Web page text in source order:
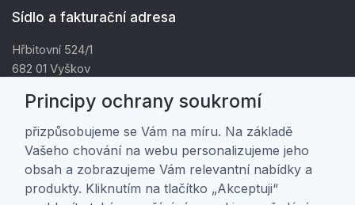
Sídlo a fakturační adresa
Hřbitovní 524/1
682 01 Vyškov
DIČ: CZ01805878
Zákaznická péče
Doprava a platba
Principy ochrany soukromí
přizpůsobujeme se Vám na míru. Na základě
Vašeho chování na webu personalizujeme jeho
obsah a zobrazujeme Vám relevantní nabídky a
produkty. Kliknutím na tlačítko „Akceptuji“